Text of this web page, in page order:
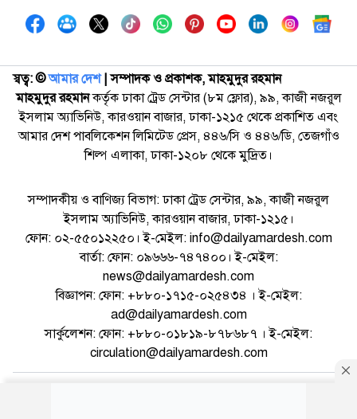
স্বত্ব: ©️আমার দেশ| সম্পাদক ও প্রকাশক, মাহমুদুর রহমান
মাহমুদুর রহমানকর্তৃক ঢাকা ট্রেড সেন্টার (৮ম ফ্লোর), ৯৯, কাজী নজরুল
ইসলাম অ্যাভিনিউ, কারওয়ান বাজার, ঢাকা-১২১৫ থেকে প্রকাশিত এবং
আমার দেশ পাবলিকেশন লিমিটেড প্রেস, ৪৪৬/সি ও ৪৪৬/ডি, তেজগাঁও
শিল্প এলাকা, ঢাকা-১২০৮ থেকে মুদ্রিত।
সম্পাদকীয় ও বাণিজ্য বিভাগ: ঢাকা ট্রেড সেন্টার, ৯৯, কাজী নজরুল
ইসলাম অ্যাভিনিউ, কারওয়ান বাজার, ঢাকা-১২১৫।
ফোন: ০২-৫৫০১২২৫০। ই-মেইল: info@dailyamardesh.com
বার্তা: ফোন: ০৯৬৬৬-৭৪৭৪০০। ই-মেইল:
news@dailyamardesh.com
বিজ্ঞাপন: ফোন: +৮৮০-১৭১৫-০২৫৪৩৪ । ই-মেইল:
ad@dailyamardesh.com
সার্কুলেশন: ফোন: +৮৮০-০১৮১৯-৮৭৮৬৮৭ । ই-মেইল:
circulation@dailyamardesh.com